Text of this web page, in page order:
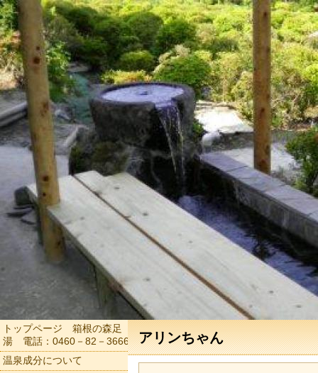
アリンちゃん
トップページ 箱根の森足
湯 電話：0460－82－3666
温泉成分について